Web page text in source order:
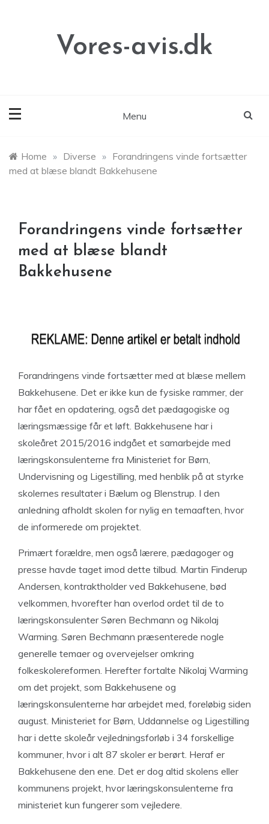
Vores-avis.dk
Menu
Home » Diverse » Forandringens vinde fortsætter
med at blæse blandt Bakkehusene
Forandringens vinde fortsætter
med at blæse blandt
Bakkehusene
Forandringens vinde fortsætter med at blæse mellem
Bakkehusene. Det er ikke kun de fysiske rammer, der
har fået en opdatering, også det pædagogiske og
læringsmæssige får et løft. Bakkehusene har i
skoleåret 2015/2016 indgået et samarbejde med
læringskonsulenterne fra Ministeriet for Børn,
Undervisning og Ligestilling, med henblik på at styrke
skolernes resultater i Bælum og Blenstrup. I den
anledning afholdt skolen for nylig en temaaften, hvor
de informerede om projektet.
Primært forældre, men også lærere, pædagoger og
presse havde taget imod dette tilbud. Martin Finderup
Andersen, kontraktholder ved Bakkehusene, bød
velkommen, hvorefter han overlod ordet til de to
læringskonsulenter Søren Bechmann og Nikolaj
Warming. Søren Bechmann præsenterede nogle
generelle temaer og overvejelser omkring
folkeskolereformen. Herefter fortalte Nikolaj Warming
om det projekt, som Bakkehusene og
læringskonsulenterne har arbejdet med, foreløbig siden
august. Ministeriet for Børn, Uddannelse og Ligestilling
har i dette skoleår vejledningsforløb i 34 forskellige
kommuner, hvor i alt 87 skoler er berørt. Heraf er
Bakkehusene den ene. Det er dog altid skolens eller
kommunens projekt, hvor læringskonsulenterne fra
ministeriet kun fungerer som vejledere.